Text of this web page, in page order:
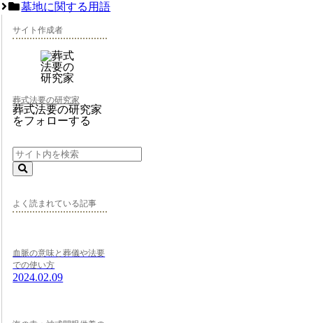
墓地に関する用語
サイト作成者
葬式法要の研究家
葬式法要の研究家
をフォローする
よく読まれている記事
血脈の意味と葬儀や法要
での使い方
2024.02.09